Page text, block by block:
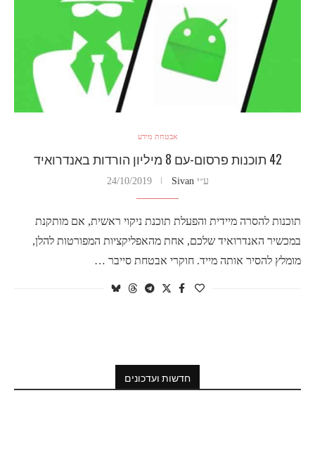
אבטחת מידע
42 תוכנות פרסום-עם 8 מיליון הורדות באנדרואיד
ע״י Sivan
24/10/2019
תוכנות להסרה מיידית והפעלת תוכנת ניקוי ראשית, אם מותקנת
במכשיר האנדרואיד שלכם, אחת מהאפליקציות המפורטות להלן,
מומלץ להסיר אותה מייד. חוקרי אבטחת סייבר …
חדשות ועדכונים